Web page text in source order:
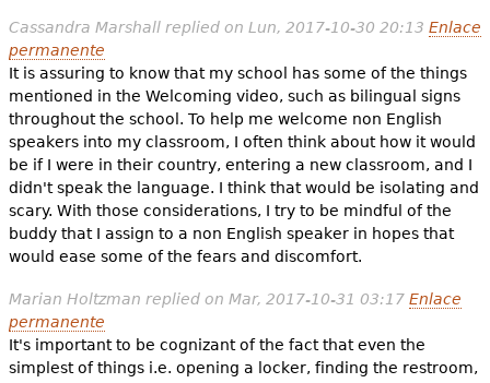
Cassandra Marshallreplied on Lun, 2017-10-30 20:13 Enlace
permanente
It is assuring to know that my school has some of the things
mentioned in the Welcoming video, such as bilingual signs
throughout the school. To help me welcome non English
speakers into my classroom, I often think about how it would
be if I were in their country, entering a new classroom, and I
didn't speak the language. I think that would be isolating and
scary. With those considerations, I try to be mindful of the
buddy that I assign to a non English speaker in hopes that
would ease some of the fears and discomfort.
Marian Holtzman replied on Mar, 2017-10-31 03:17 Enlace
permanente
It's important to be cognizant of the fact that even the
simplest of things i.e. opening a locker, finding the restroom,